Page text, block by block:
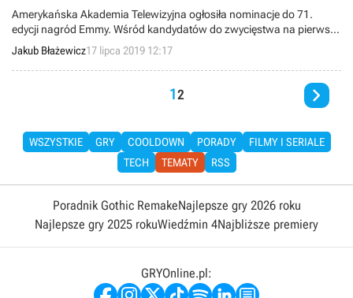
Amerykańska Akademia Telewizyjna ogłosiła nominacje do 71.
edycji nagród Emmy. Wśród kandydatów do zwycięstwa na pierwszy
plan wysuwa się Gra o tron, która pobiła rekord wyróżnień
przyznanych serialowi w jednym roku.
Jakub Błażewicz17 lipca 2019 12:17
12 
WSZYSTKIE GRY COOLDOWN PORADY
FILMY I SERIALE
TECH
TEMATY RSS
Poradnik Gothic RemakeNajlepsze gry 2026 roku
Najlepsze gry 2025 rokuWiedźmin 4Najbliższe premiery
GRYOnline.pl: